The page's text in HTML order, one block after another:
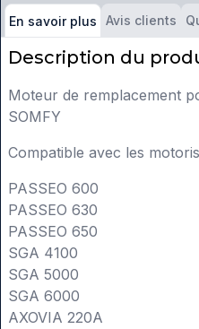
En savoir plus Avis clients
Description du
Moteur de remplacement
SOMFY
Compatible avec les
PASSEO 600
PASSEO 630
PASSEO 650
SGA 4100
SGA 5000
SGA 6000
AXOVIA 220A